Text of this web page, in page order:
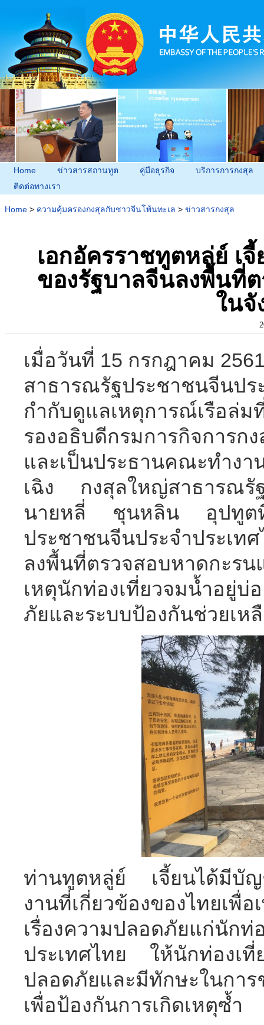
Home ข่าวสารสถานทูต คู่มือธุรกิจ
บริการการกงสุล
ติดต่อทางเรา
Home > ความคุ้มครองกงสุลกับชาวจีนโพ้นทะเล > ข่าวสารกงสุล
เอกอัครราชทูตหลู่ย์ เ
ของรัฐบาลจีนลงพื้นที่
ในจั
เมื่อวันที่ 15 กรกฎาคม
สาธารณรัฐประชาชนจีนปร
กำกับดูแลเหตุการณ์เรือล่
รองอธิบดีกรมการกิจการ
และเป็นประธานคณะทำง
เฉิง กงสุลใหญ่สาธารณรั
นายหลี่ ชุนหลิน อุปทูตที่
ประชาชนจีนประจำประเท
ลงพื้นที่ตรวจสอบหาดกะรน
เหตุนักท่องเที่ยวจมน้ำอยู่บ่
ภัยและระบบป้องกันช่วยเห
ท่านทูตหลู่ย์ เจี้ยนได้มีบัญ
งานที่เกี่ยวข้องของไทยเพื่
เรื่องความปลอดภัยแก่นักท่
ประเทศไทย ให้นักท่องเที่
ปลอดภัยและมีทักษะในกา
เพื่อป้องกันการเกิดเหตุซ้ำ